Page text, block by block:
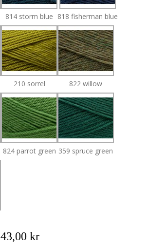
814 storm blue 818 fisherman blue
210 sorrel 822 willow
824 parrot green 359 spruce green
43,00 kr